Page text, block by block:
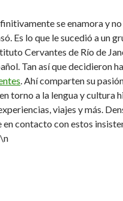
se enamora y
Es lo que le sucedió a un
Cervantes de Río de
Tan así que decidieron
. Ahí comparten su
torno a la lengua y cultura
viajes y más.
en contacto con estos